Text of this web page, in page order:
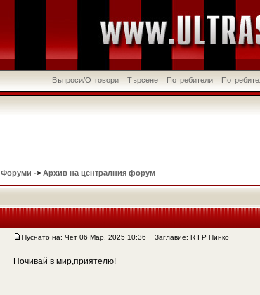
Въпроси/Отговори Търсене Потребители
Форуми -> Архив на централния форум
Пуснато на: Чет 06 Мар, 2025 10:36 Заглавие: R I P Пинко
Почивай в мир,приятелю!